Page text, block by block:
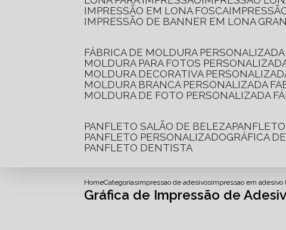
IMPRESSÃO EM LONA FOSCA
IMPRESSÃO DE BANNER EM LONA
FÁBRICA DE MOLDURA
MOLDURA PARA FOTOS
MOLDURA DECORATIVA
MOLDURA BRANCA PERSONALIZADA
MOLDURA DE FOTO PERSONALIZADA
PANFLETO SALÃO DE BELEZA
PANFLETO PERSONALIZADO
GRÁFICA
PANFLETO DENTISTA
HomeCategoriasimpressao de adesivosimpressao em adesivo
Gráfica de Impressão de